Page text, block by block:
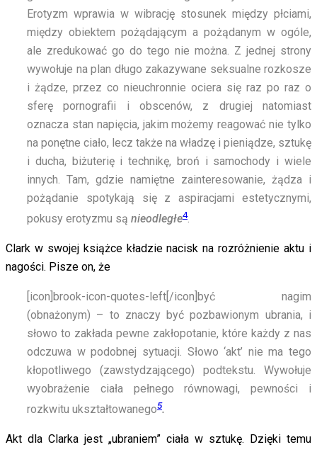
Erotyzm wprawia w wibrację stosunek między płciami,
między obiektem pożądającym a pożądanym w ogóle,
ale zredukować go do tego nie można. Z jednej strony
wywołuje na plan długo zakazywane seksualne rozkosze
i żądze, przez co nieuchronnie ociera się raz po raz o
sferę pornografii i obscenów, z drugiej natomiast
oznacza stan napięcia, jakim możemy reagować nie tylko
na ponętne ciało, lecz także na władzę i pieniądze, sztukę
i ducha, biżuterię i technikę, broń i samochody i wiele
innych. Tam, gdzie namiętne zainteresowanie, żądza i
pożądanie spotykają się z aspiracjami estetycznymi,
pokusy erotyzmu są nieodległe4.
Clark w swojej książce kładzie nacisk na rozróżnienie aktu i
nagości. Pisze on, że
[icon]brook-icon-quotes-left[/icon] być nagim
(obnażonym) – to znaczy być pozbawionym ubrania, i
słowo to zakłada pewne zakłopotanie, które każdy z nas
odczuwa w podobnej sytuacji. Słowo ‘akt’ nie ma tego
kłopotliwego (zawstydzającego) podtekstu. Wywołuje
wyobrażenie ciała pełnego równowagi, pewności i
rozkwitu ukształtowanego5.
Akt dla Clarka jest „ubraniem” ciała w sztukę. Dzięki temu